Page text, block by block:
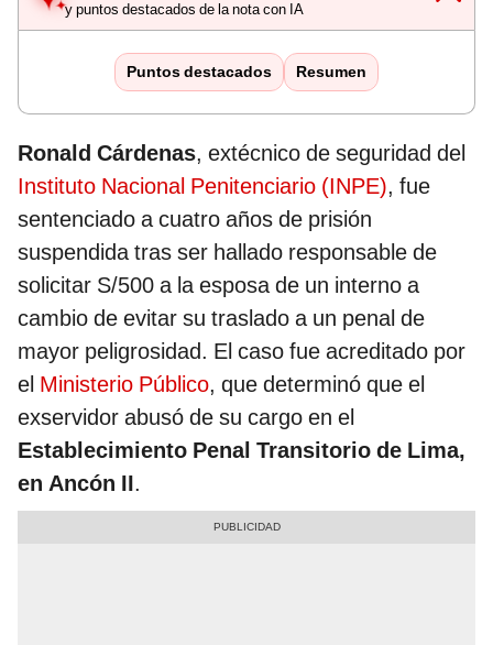
y puntos destacados de la nota con IA
Puntos destacados Resumen
Ronald Cárdenas, extécnico de seguridad del
Instituto Nacional Penitenciario (INPE), fue
sentenciado a cuatro años de prisión
suspendida tras ser hallado responsable de
solicitar S/500 a la esposa de un interno a
cambio de evitar su traslado a un penal de
mayor peligrosidad. El caso fue acreditado por
el Ministerio Público, que determinó que el
exservidor abusó de su cargo en el
Establecimiento Penal Transitorio de Lima,
en Ancón II.